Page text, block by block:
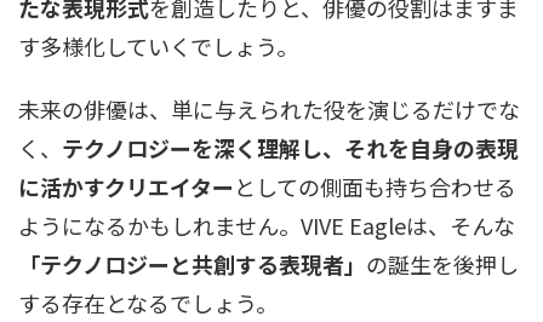
たな表現形式を創造したりと、俳優の役割はますま
す多様化していくでしょう。
未来の俳優は、単に与えられた役を演じるだけでな
く、 テクノロジーを深く理解し、それを自身の表現
に活かすクリエイターとしての側面も持ち合わせる
ようになるかもしれません。VIVE Eagleは、そんな
「テクノロジーと共創する表現者」 の誕生を後押し
する存在となるでしょう。